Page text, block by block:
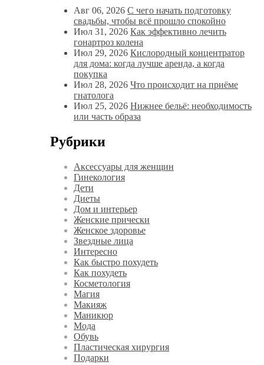
Авг 06, 2026 С чего начать подготовку
свадьбы, чтобы всё прошло спокойно
Июл 31, 2026 Как эффективно лечить
гонартроз колена
Июл 29, 2026 Кислородный концентратор
для дома: когда лучше аренда, а когда
покупка
Июл 28, 2026 Что происходит на приёме
гнатолога
Июл 25, 2026 Нижнее бельё: необходимость
или часть образа
Рубрики
Аксессуары для женщин
Гинекология
Дети
Диеты
Дом и интерьер
Женские прически
Женское здоровье
Звездные лица
Интересно
Как быстро похудеть
Как похудеть
Косметология
Магия
Макияж
Маникюр
Мода
Обувь
Пластическая хирургия
Подарки